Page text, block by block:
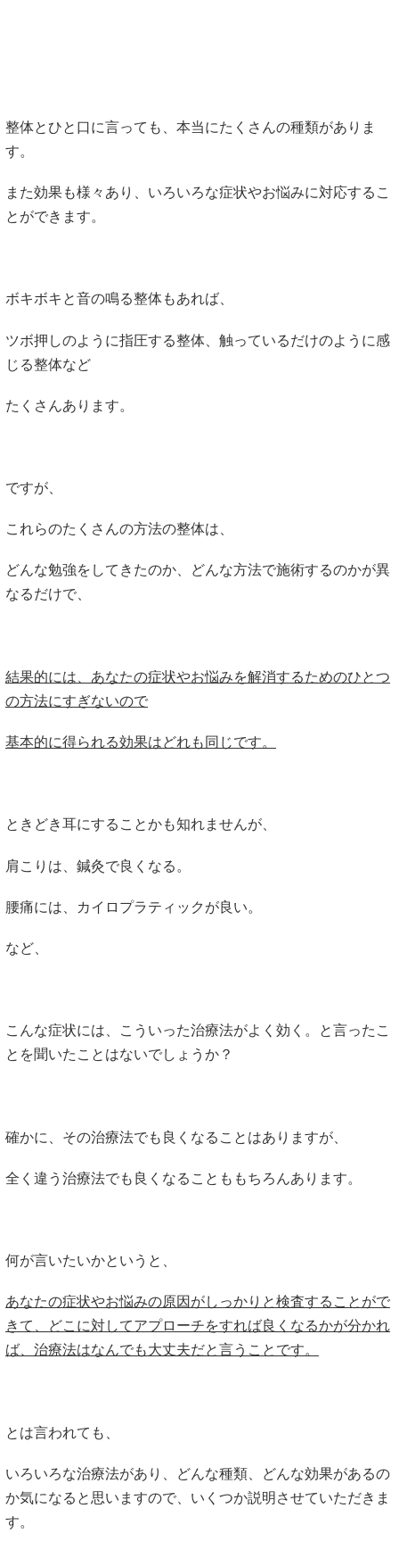
整体とひと口に言っても、本当にたくさんの種類がありま
す。
また効果も様々あり、いろいろな症状やお悩みに対応するこ
とができます。
ボキボキと音の鳴る整体もあれば、
ツボ押しのように指圧する整体、触っているだけのように感
じる整体など
たくさんあります。
ですが、
これらのたくさんの方法の整体は、
どんな勉強をしてきたのか、どんな方法で施術するのかが異
なるだけで、
結果的には、あなたの症状やお悩みを解消するためのひとつ
の方法にすぎないので
基本的に得られる効果はどれも同じです。
ときどき耳にすることかも知れませんが、
肩こりは、鍼灸で良くなる。
腰痛には、カイロプラティックが良い。
など、
こんな症状には、こういった治療法がよく効く。と言ったこ
とを聞いたことはないでしょうか？
確かに、その治療法でも良くなることはありますが、
全く違う治療法でも良くなることももちろんあります。
何が言いたいかというと、
あなたの症状やお悩みの原因がしっかりと検査することがで
きて、どこに対してアプローチをすれば良くなるかが分かれ
ば、治療法はなんでも大丈夫だと言うことです。
とは言われても、
いろいろな治療法があり、どんな種類、どんな効果があるの
か気になると思いますので、いくつか説明させていただきま
す。